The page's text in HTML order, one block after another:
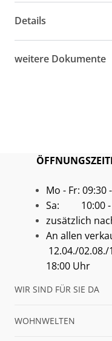
Details
weitere Dokumente
Mo - Fr: 09:30
Sa: 10:00 -
zusätzlich
An allen
12.04./02.08./
18:00 Uhr
WIR SIND FÜR SIE DA
WOHNWELTEN